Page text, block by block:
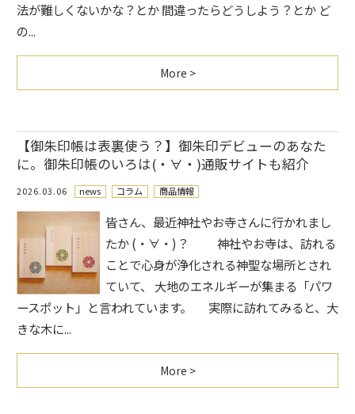
法が難しくないかな？とか 間違ったらどうしよう？とか ど
の...
More >
【御朱印帳は表裏使う？】御朱印デビューのあなた
に。御朱印帳のいろは(・∀・)通販サイトも紹介
2026.03.06 news コラム 商品情報
皆さん、最近神社やお寺さんに行かれまし
たか (・∀・)？ 神社やお寺は、訪れる
ことで心身が浄化される神聖な場所とされ
ていて、 大地のエネルギーが集まる「パワ
ースポット」と言われています。 実際に訪れてみると、大
きな木に...
More >